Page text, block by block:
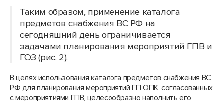
Таким образом, применение каталога
предметов снабжения ВС РФ на
сегодняшний день ограничивается
задачами планирования мероприятий ГПВ и
ГОЗ (рис. 2).
В целях использования каталога предметов снабжения ВС
РФ для планирования мероприятий ГП ОПК, согласованных
с мероприятиями ГПВ, целесообразно наполнить его